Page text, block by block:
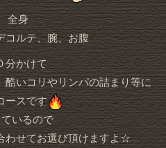
全身
コルテ、腕、お腹
分かけて
酷いコリやリンパの詰まり等に
ースです
いるので
わせてお選び頂けますよ☆